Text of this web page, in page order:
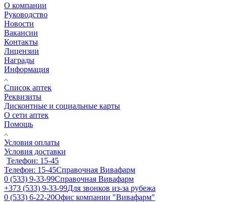
О компании
Руководство
Новости
Вакансии
Контакты
Лицензии
Награды
Информация
Список аптек
Реквизиты
Дисконтные и социальные карты
О сети аптек
Помощь
Условия оплаты
Условия доставки
Телефон: 15-45
Телефон: 15-45Справочная Вивафарм
0 (533) 9-33-99Справочная Вивафарм
+373 (533) 9-33-99Для звонков из-за рубежа
0 (533) 6-22-20Офис компании "Вивафарм"